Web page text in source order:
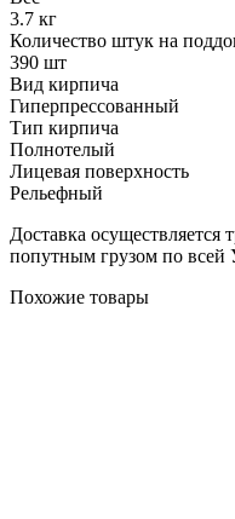
3.7 кг
Количество штук на
390 шт
Вид кирпича
Гиперпрессованный
Тип кирпича
Полнотелый
Лицевая поверхность
Рельефный
Доставка
попутным грузом по всей
Похожие товары